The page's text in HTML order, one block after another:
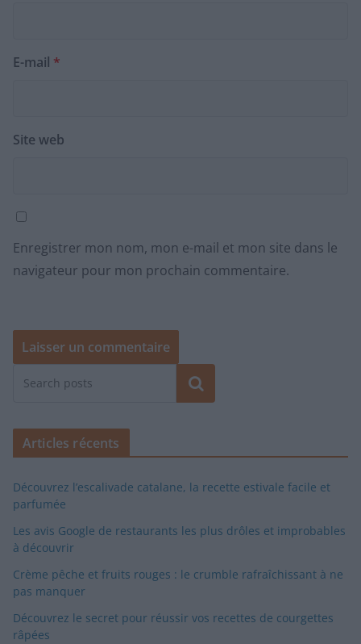
E-mail *
Site web
Enregistrer mon nom, mon e-mail et mon site dans le
navigateur pour mon prochain commentaire.
Rechercher
Articles récents
Découvrez l’escalivade catalane, la recette estivale facile et
parfumée
Les avis Google de restaurants les plus drôles et improbables
à découvrir
Crème pêche et fruits rouges : le crumble rafraîchissant à ne
pas manquer
Découvrez le secret pour réussir vos recettes de courgettes
râpées